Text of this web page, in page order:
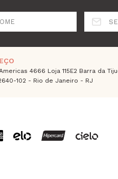
4666 Loja 115E2 Barra da
102 - Rio de Janeiro - RJ